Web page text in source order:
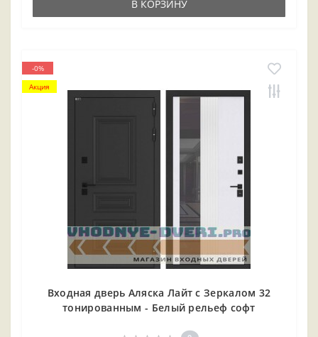
В КОРЗИНУ
-0%
Акция
Входная дверь Аляска Лайт с Зеркалом 32
тонированным - Белый рельеф софт